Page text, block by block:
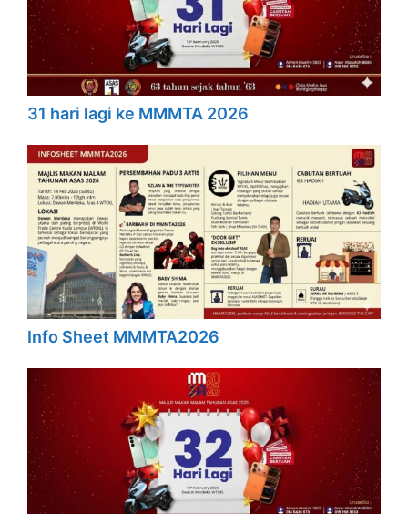
31 hari lagi ke MMMTA 2026
Info Sheet MMMTA2026